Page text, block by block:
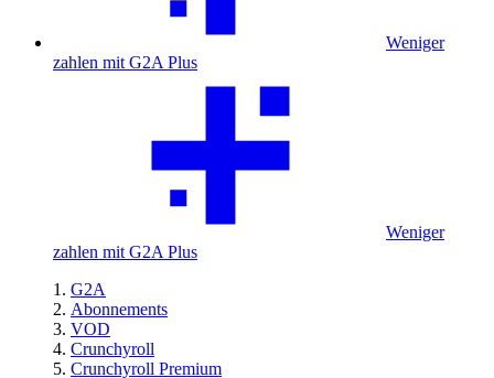
Weniger
zahlen mit G2A Plus
Weniger
zahlen mit G2A Plus
G2A
Abonnements
VOD
Crunchyroll
Crunchyroll Premium